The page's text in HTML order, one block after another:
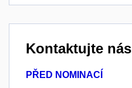
Kontaktujte nás
PŘED NOMINACÍ